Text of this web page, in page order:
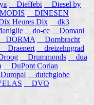
Dieffebi
Diesel by
DINESEN
Heures Dix
dk3
do-ce
Domani
Dornbracht
Draenert
dreizehngrad
Drummonds
dua
DuPont Corian
dutchglobe
DVO